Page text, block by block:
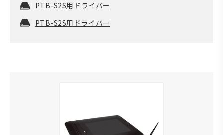
PTB-S2S用ドライバー
PTB-S2S用ドライバー